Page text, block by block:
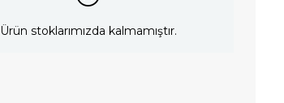
Ürün stoklarımızda kalmamıştır.